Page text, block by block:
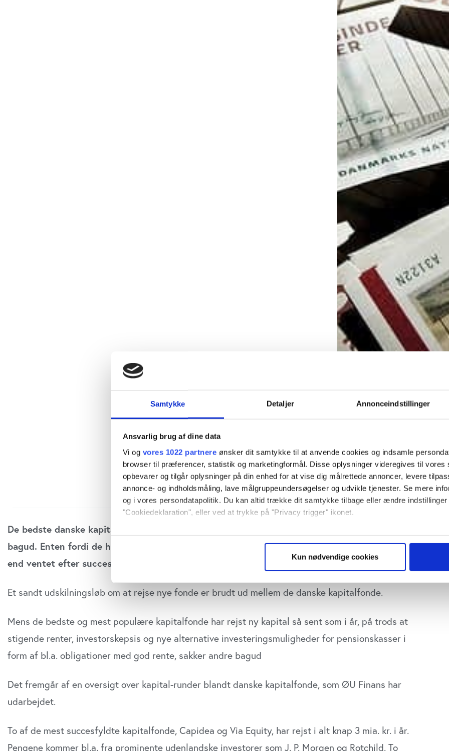
Samtykke Detaljer Annonceindstillinger
Ansvarlig brug af dine data
Vi og vores 1022 partnere ønsker dit samtykke til at anvende cookies og indsamle
browser til præferencer, statistik og marketingformål. Disse oplysninger videregives til vores
opbevarer og tilgår oplysninger på din enhed for at vise dig målrettede annoncer, levere
annonce- og indholdsmåling, lave målgruppeundersøgelser og udvikle tjenester. Se mere
og i vores persondatapolitik. Du kan altid trække dit samtykke tilbage eller ændre indstillinger
"Cookiedeklaration", eller ved at trykke på "Privacy trigger" ikonet.
Hvis du tillader det, vil vi også gerne:
Identificere din enhed baseret på en scanning af dens unikke karakteristika
Vi bruger cookies til at tilpasse vores indhold og annoncer, til at vise dig funktioner til sociale
vores trafik. Vi deler også oplysninger om din brug af vores website med vores partnere
annonceringspartnere og analysepartnere. Vores partnere kan kombinere disse data med
dem, eller som de har indsamlet fra din brug af deres tjenester. Du samtykker til vores
Kun nødvendige cookies
De bedste danske kapitalfonde kan stadig rejse penge i et svært marked. Andre sakker
bagud. Enten fordi de har præsteret dårligt, eller fordi de har brug for nye penge hurtigere
end ventet efter succesfulde exits, skriver fagredaktør Carsten Steno i denne kortlægning.
Et sandt udskilningsløb om at rejse nye fonde er brudt ud mellem de danske kapitalfonde.
Mens de bedste og mest populære kapitalfonde har rejst ny kapital så sent som i år, på trods at
stigende renter, investorskepsis og nye alternative investeringsmuligheder for pensionskasser i
form af bl.a. obligationer med god rente, sakker andre bagud
Det fremgår af en oversigt over kapital-runder blandt danske kapitalfonde, som ØU Finans har
udarbejdet.
To af de mest succesfyldte kapitalfonde, Capidea og Via Equity, har rejst i alt knap 3 mia. kr. i år.
Pengene kommer bl.a. fra prominente udenlandske investorer som J. P. Morgen og Rotchild. To